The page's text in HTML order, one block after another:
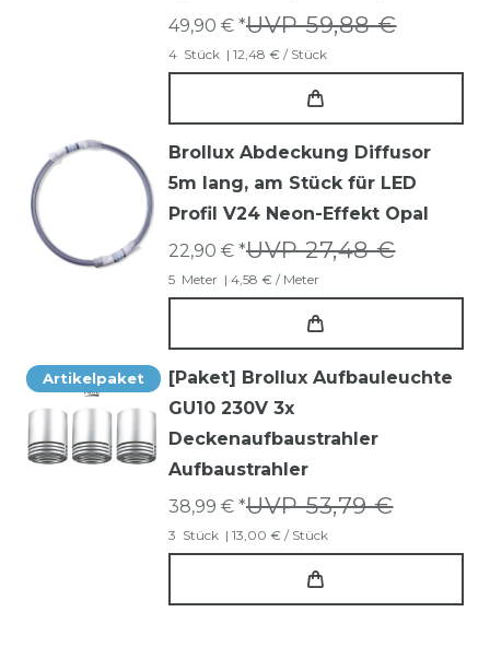
UVP 59,88 €
49,90 € *
4 Stück | 12,48 € / Stück
Brollux Abdeckung Diffusor
5m lang, am Stück für LED
Profil V24 Neon-Effekt Opal
UVP 27,48 €
22,90 € *
5 Meter | 4,58 € / Meter
Artikelpaket
[Paket] Brollux Aufbauleuchte
GU10 230V 3x
Deckenaufbaustrahler
Aufbaustrahler
UVP 53,79 €
38,99 € *
3 Stück | 13,00 € / Stück